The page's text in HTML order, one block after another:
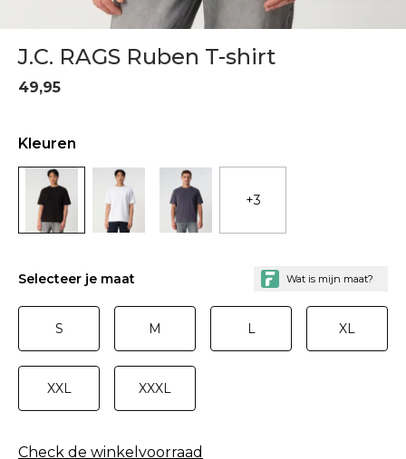
J.C. RAGS Ruben T-shirt
49,95
Kleuren
+3
Selecteer je maat
S M L XL
XXL XXXL
Check de winkelvoorraad